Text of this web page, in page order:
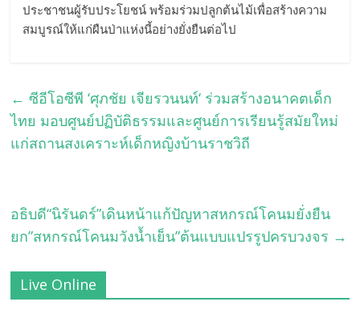
ประชาชนผู้รับประโยชน์ พร้อมร่วมปลูกต้นไม้เพื่อสร้างความ
สมบูรณ์ให้แก่ผืนป่าแห่งนี้อย่างยั่งยืนต่อไป
← ซีอีโอซีพี ‘ศุภชัย เจียรวนนท์‘ ร่วมสร้างอนาคตเด็ก
ไทย มอบศูนย์ปฏิบัติธรรมและศูนย์การเรียนรู้สมัยใหม่
แก่สถานสงเคราะห์เด็กหญิงบ้านราชวิถี
อธิบดี“นิรันดร์”เดินหน้าแก้ปัญหาสหกรณ์โคนมยั่งยืน
ยก”สหกรณ์โคนมวังน้ำเย็น”ต้นแบบแปรรูปครบวงจร →
Live Online